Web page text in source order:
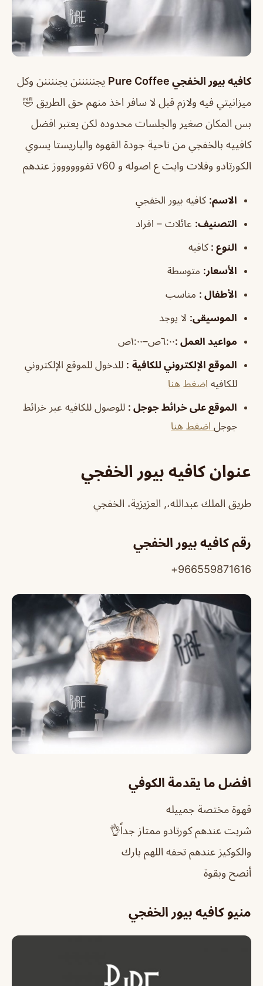
كافيه بيور الخفجي Pure Coffee
يجنننننن يجننننن وكل
ميزانيتي فيه ولازم قبل لا سافر اخذ منهم حق الطريق 🤣
بس المكان صغير والجلسات محدوده لكن يعتبر افضل
كافييه بالخفجي من ناحية جودة القهوه والباريستا يسوي
الكورتادو وفلات وايت ع اصوله و v60 تفووووووز عندهم
الاسم: كافيه بيور الخفجي
التصنيف: عائلات – افراد
النوع : كافيه
الأسعار: متوسطة
الأطفال : مناسب
الموسيقى: لا يوجد
مواعيد العمل :٦:٠٠ص–١:٠٠ص
الموقع الإلكتروني للكافية : للدخول للموقع الإلكتروني
للكافيه اضغط هنا
الموقع على خرائط جوجل : للوصول للكافيه عبر خرائط
جوجل اضغط هنا
عنوان كافيه بيور الخفجي
طريق الملك عبدالله،, العزيزية، الخفجي
رقم كافيه بيور الخفجي
966559871616+
افضل ما يقدمة الكوفي
قهوة مختصة جمييله
شربت عندهم كورتادو ممتاز جداً👌
والكوكيز عندهم تحفه اللهم بارك
أنصح وبقوة
منيو كافيه بيور الخفجي